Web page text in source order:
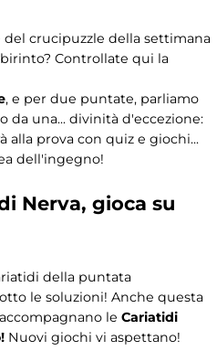
crucipuzzle della settimana
Controllate qui la
, e per due puntate, parliamo
da una... divinità d'eccezione:
alla prova con quiz e giochi...
dell'ingegno!
Nerva, gioca su
della puntata
le soluzioni! Anche questa
le Cariatidi
Nuovi giochi vi aspettano!